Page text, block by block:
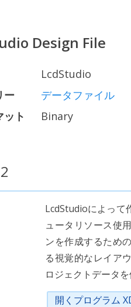
Design File
LcdStudio
ー
データファイル
ット
Binary
LcdStudioによって
ュータリソース使
ンを作成するため
る視覚的なレイア
ロジェクトデータ
開くプログラム